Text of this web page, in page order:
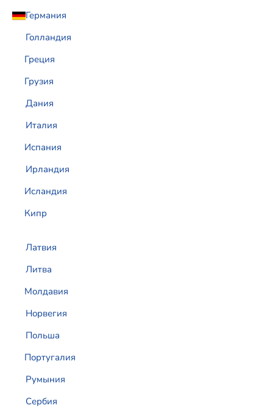
Германия
Голландия
Греция
Грузия
Дания
Италия
Испания
Ирландия
Исландия
Кипр
Латвия
Литва
Молдавия
Норвегия
Польша
Португалия
Румыния
Сербия